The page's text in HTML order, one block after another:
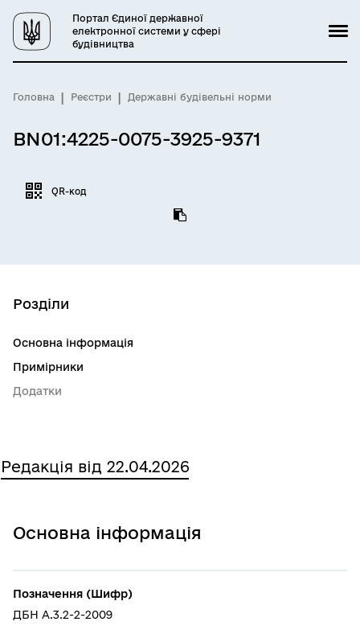
Портал Єдиної державної
електронної системи у сфері
будівництва
Головна Реєстри Державні будівельні норми
BN01:4225-0075-3925-9371
QR-код
Редакція від 22.04.2026
Основна інформація
Позначення (Шифр)
ДБН А.3.2-2-2009
Розділи
Основна інформація
Примірники
Додатки